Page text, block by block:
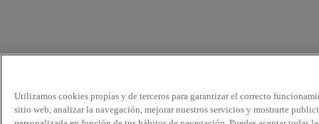
Utilizamos cookies propias y de terceros para garantizar el correcto
sitio web, analizar la navegación, mejorar nuestros servicios y mostrarte